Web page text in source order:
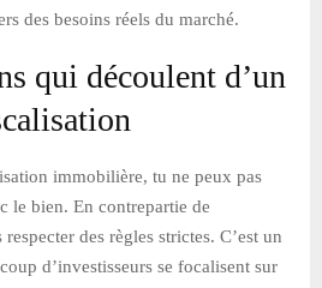
des besoins réels du marché.
qui découlent d’un
immobilière, tu ne peux pas
le bien. En contrepartie de
des règles strictes. C’est un
d’investisseurs se focalisent sur